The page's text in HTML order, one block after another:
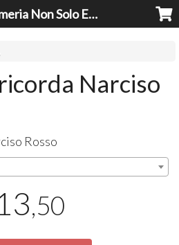
Bioprofumeria Non Solo Essenze
Narciso
Rosso
,50